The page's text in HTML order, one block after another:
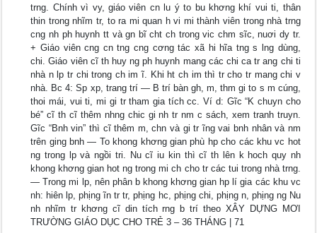
trng. Chính vì vy, giáo viên cn lu ý to bu khơng khí vui ti, thân
thin trong nhĩm tr, to ra mi quan h vi mi thành viên trong nhà trng
cng nh ph huynh tt và gn bĩ cht ch trong vic chm sĩc, nuơi dy tr.
+ Giáo viên cng cn tng cng cơng tác xã hi hĩa tng s lng dùng,
chi. Giáo viên cĩ th huy ng ph huynh mang các chi ca tr ang chi ti
nhà n lp tr chi trong ch im ĩ. Khi ht ch im thì tr cho tr mang chi v
nhà. Bc 4: Sp xp, trang trí — B trí bàn gh, m, thm gi to s m cúng,
thoi mái, vui ti, mi gi tr tham gia tích cc. Ví d: Gĩc “K chuyn cho
bé” cĩ th cĩ thêm nhng chic gi nh tr nm c sách, xem tranh truyn.
Gĩc “Bnh vin” thì cĩ thêm m, chn và gi tr ĩng vai bnh nhân và nm
trên ging bnh — To khong khơng gian phù hp cho các khu vc hot
ng trong lp và ngồi tri. Nu cĩ iu kin thì cĩ th lên k hoch quy nh
khong khơng gian hot ng trong mi ch cho tr các tui trong nhà trng.
— Trong mi lp, nên phân b khong khơng gian hp lí gia các khu vc
nh: hiên lp, phịng ĩn tr tr, phịng hc, phịng chi, phịng n, phịng ng Nu
nh nhĩm tr khơng cĩ din tích rng b trí theo XÂY DỰNG MƠI
TRƯỜNG GIÁO DỤC CHO TRẺ 3 – 36 THÁNG | 71